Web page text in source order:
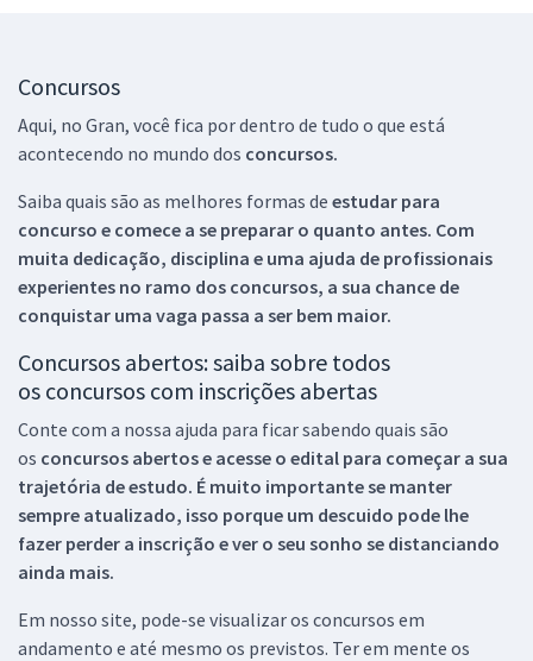
Concursos
Aqui, no Gran, você fica por dentro de tudo o que está
acontecendo no mundo dos concursos.
Saiba quais são as melhores formas de estudar para
concurso e comece a se preparar o quanto antes. Com
muita dedicação, disciplina e uma ajuda de profissionais
experientes no ramo dos concursos, a sua chance de
conquistar uma vaga passa a ser bem maior.
Concursos abertos: saiba sobre todos
os concursos com inscrições abertas
Conte com a nossa ajuda para ficar sabendo quais são
os concursos abertos e acesse o edital para começar a sua
trajetória de estudo. É muito importante se manter
sempre atualizado, isso porque um descuido pode lhe
fazer perder a inscrição e ver o seu sonho se distanciando
ainda mais.
Em nosso site, pode-se visualizar os concursos em
andamento e até mesmo os previstos. Ter em mente os